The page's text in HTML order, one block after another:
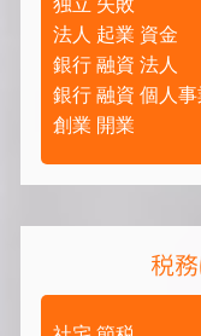
独立 失敗
法人 起業 資金
銀行 融資 法人
銀行 融資 個人事
創業 開業
税